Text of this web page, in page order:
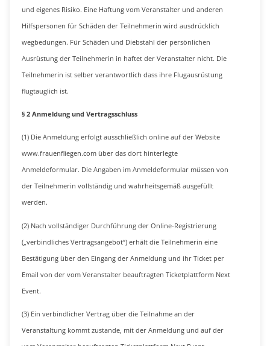
und eigenes Risiko. Eine Haftung vom Veranstalter und anderen
Hilfspersonen für Schäden der Teilnehmerin wird ausdrücklich
wegbedungen. Für Schäden und Diebstahl der persönlichen
Ausrüstung der Teilnehmerin in haftet der Veranstalter nicht. Die
Teilnehmerin ist selber verantwortlich dass ihre Flugausrüstung
flugtauglich ist.
§ 2 Anmeldung und Vertragsschluss
(1) Die Anmeldung erfolgt ausschließlich online auf der Website
www.frauenfliegen.com über das dort hinterlegte
Anmeldeformular. Die Angaben im Anmeldeformular müssen von
der Teilnehmerin vollständig und wahrheitsgemäß ausgefüllt
werden.
(2) Nach vollständiger Durchführung der Online-Registrierung
(„verbindliches Vertragsangebot“) erhält die Teilnehmerin eine
Bestätigung über den Eingang der Anmeldung und ihr Ticket per
Email von der vom Veranstalter beauftragten Ticketplattform Next
Event.
(3) Ein verbindlicher Vertrag über die Teilnahme an der
Veranstaltung kommt zustande, mit der Anmeldung und auf der